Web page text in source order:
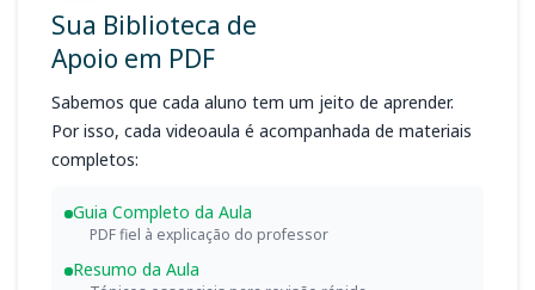
Sua Biblioteca de
Apoio em PDF
Sabemos que cada aluno tem um jeito de aprender.
Por isso, cada videoaula é acompanhada de materiais
completos:
Guia Completo da Aula
PDF fiel à explicação do professor
Resumo da Aula